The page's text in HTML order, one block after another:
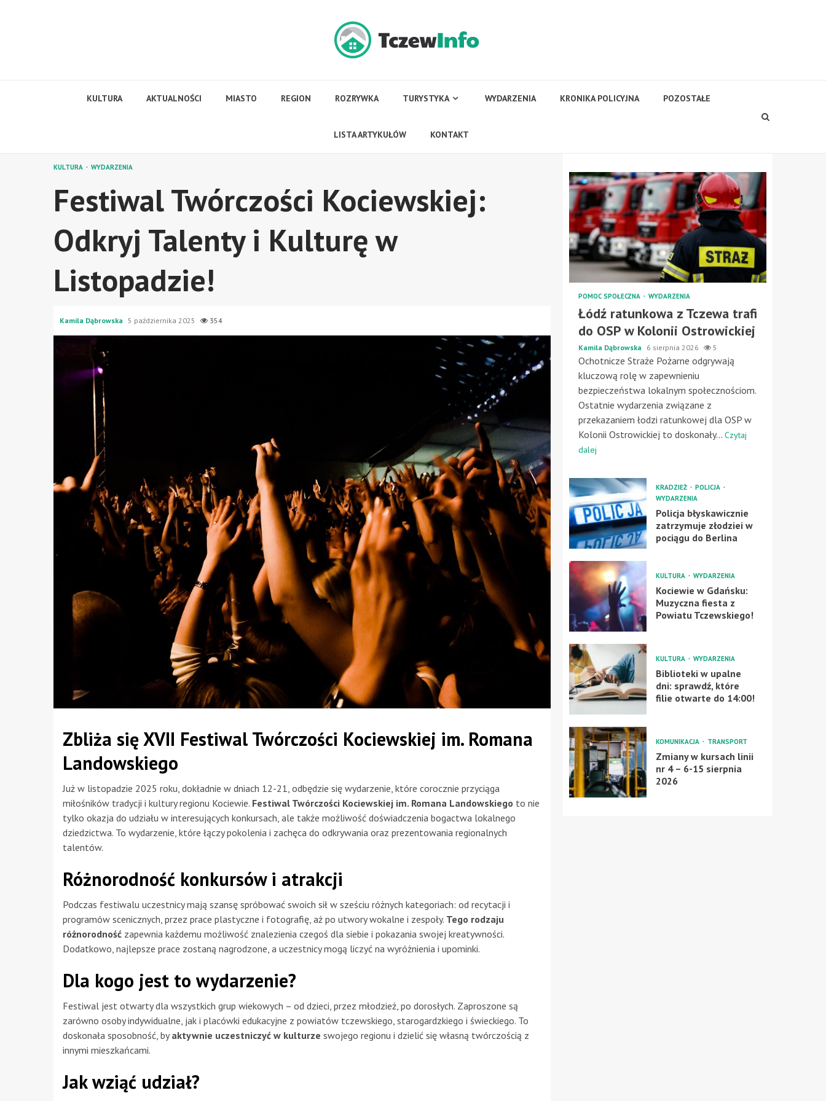
KULTURA AKTUALNOŚCI MIASTO REGION ROZRYWKA TURYSTYKA WYDARZENIA KRONIKA POLICYJNA POZOSTAŁE
LISTA ARTYKUŁÓW KONTAKT
KULTURA WYDARZENIA
Festiwal Twórczości Kociewskiej:
Odkryj Talenty i Kulturę w
Listopadzie!
Kamila Dąbrowska 5 października 2025 354
Zbliża się XVII Festiwal Twórczości Kociewskiej im. Romana
Landowskiego
Już w listopadzie 2025 roku, dokładnie w dniach 12-21, odbędzie się wydarzenie, które corocznie przyciąga
miłośników tradycji i kultury regionu Kociewie. Festiwal Twórczości Kociewskiej im. Romana Landowskiego to nie
tylko okazja do udziału w interesujących konkursach, ale także możliwość doświadczenia bogactwa lokalnego
dziedzictwa. To wydarzenie, które łączy pokolenia i zachęca do odkrywania oraz prezentowania regionalnych
talentów.
Różnorodność konkursów i atrakcji
Podczas festiwalu uczestnicy mają szansę spróbować swoich sił w sześciu różnych kategoriach: od recytacji i
programów scenicznych, przez prace plastyczne i fotografię, aż po utwory wokalne i zespoły. Tego rodzaju
różnorodność zapewnia każdemu możliwość znalezienia czegoś dla siebie i pokazania swojej kreatywności.
Dodatkowo, najlepsze prace zostaną nagrodzone, a uczestnicy mogą liczyć na wyróżnienia i upominki.
Dla kogo jest to wydarzenie?
Festiwal jest otwarty dla wszystkich grup wiekowych – od dzieci, przez młodzież, po dorosłych. Zaproszone są
zarówno osoby indywidualne, jak i placówki edukacyjne z powiatów tczewskiego, starogardzkiego i świeckiego. To
doskonała sposobność, byaktywnie uczestniczyć w kulturze swojego regionu i dzielić się własną twórczością z
innymi mieszkańcami.
Jak wziąć udział?
POMOC SPOŁECZNA WYDARZENIA
Łódź ratunkowa z Tczewa trafi
do OSP w Kolonii Ostrowickiej
Kamila Dąbrowska 6 sierpnia 2026 5
Ochotnicze Straże Pożarne odgrywają
kluczową rolę w zapewnieniu
bezpieczeństwa lokalnym społecznościom.
Ostatnie wydarzenia związane z
przekazaniem łodzi ratunkowej dla OSP w
Kolonii Ostrowickiej to doskonały... Czytaj
dalej
KRADZIEŻ
POLICJA
WYDARZENIA
Policja błyskawicznie
zatrzymuje złodziei w
pociągu do Berlina
KULTURA WYDARZENIA
Kociewie w Gdańsku:
Muzyczna fiesta z
Powiatu Tczewskiego!
KULTURA WYDARZENIA
Biblioteki w upalne
dni: sprawdź, które
filie otwarte do 14:00!
KOMUNIKACJA TRANSPORT
Zmiany w kursach linii
nr 4 – 6-15 sierpnia
2026